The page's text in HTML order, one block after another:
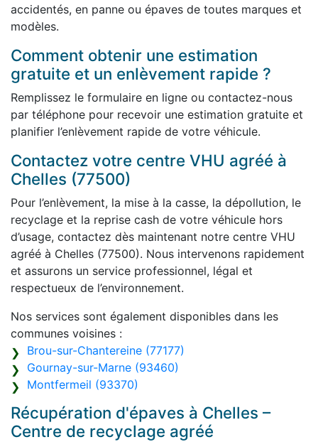
accidentés, en panne ou épaves de toutes marques et
modèles.
Comment obtenir une estimation
gratuite et un enlèvement rapide ?
Remplissez le formulaire en ligne ou contactez-nous
par téléphone pour recevoir une estimation gratuite et
planifier l’enlèvement rapide de votre véhicule.
Contactez votre centre VHU agréé à
Chelles (77500)
Pour l’enlèvement, la mise à la casse, la dépollution, le
recyclage et la reprise cash de votre véhicule hors
d’usage, contactez dès maintenant notre centre VHU
agréé à Chelles (77500). Nous intervenons rapidement
et assurons un service professionnel, légal et
respectueux de l’environnement.
Nos services sont également disponibles dans les
communes voisines :
Brou-sur-Chantereine (77177)
Gournay-sur-Marne (93460)
Montfermeil (93370)
Récupération d'épaves à Chelles –
Centre de recyclage agréé